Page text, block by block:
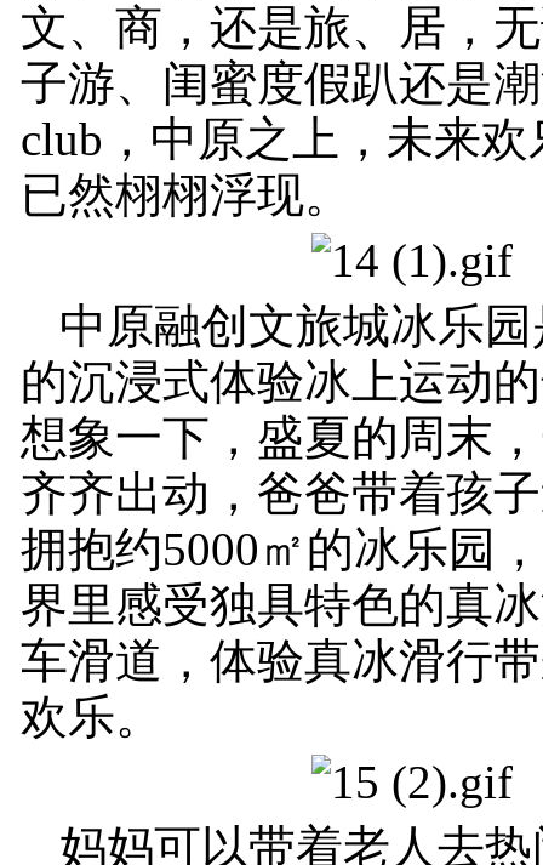
文、商，还是旅、居，
子游、闺蜜度假趴还是
club，中原之上，未来
已然栩栩浮现。
中原融创文旅城冰乐
的沉浸式体验冰上运动
想象一下，盛夏的周末
齐齐出动，爸爸带着孩
拥抱约5000㎡的冰乐园
界里感受独具特色的真
车滑道，体验真冰滑行
欢乐。
妈妈可以带着老人去